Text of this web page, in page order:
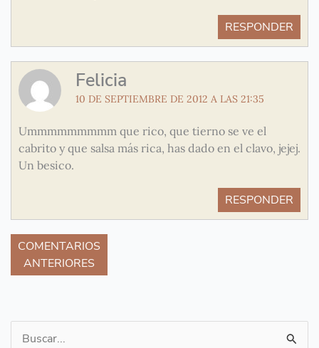
RESPONDER
Felicia
10 DE SEPTIEMBRE DE 2012 A LAS 21:35
Ummmmmmmmm que rico, que tierno se ve el
cabrito y que salsa más rica, has dado en el clavo, jejej.
Un besico.
RESPONDER
COMENTARIOS
ANTERIORES
Buscar